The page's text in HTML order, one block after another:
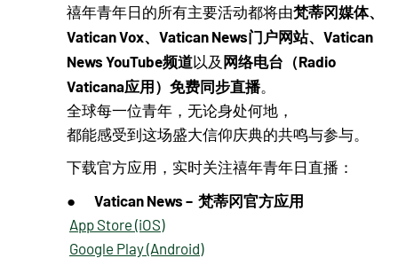
禧年青年日的所有主要活动都将由梵蒂冈媒体、
Vatican Vox、Vatican News门户网站、Vatican
News YouTube频道以及网络电台（Radio
Vaticana应用）免费同步直播。
全球每一位青年，无论身处何地，
都能感受到这场盛大信仰庆典的共鸣与参与。
下载官方应用，实时关注禧年青年日直播：
● Vatican News – 梵蒂冈官方应用
App Store (iOS)
Google Play (Android)